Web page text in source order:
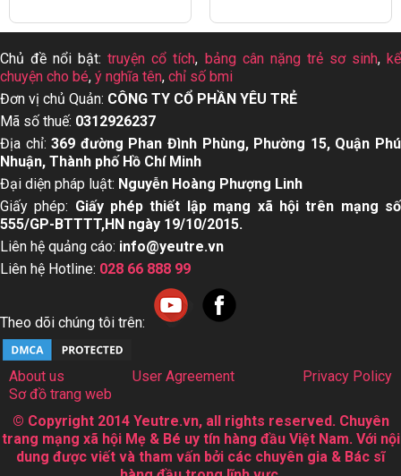
Chủ đề nổi bật:truyện cổ tích, bảng cân nặng trẻ sơ sinh,kể
chuyện cho bé, ý nghĩa tên, chỉ số bmi
Đơn vị chủ Quản: CÔNG TY CỔ PHẦN YÊU TRẺ
Mã số thuế: 0312926237
Địa chỉ:369 đường Phan Đình Phùng, Phường 15, Quận Phú
Nhuận, Thành phố Hồ Chí Minh
Đại diện pháp luật: Nguyễn Hoàng Phượng Linh
Giấy phép: Giấy phép thiết lập mạng xã hội trên mạng số
555/GP-BTTTT,HN ngày 19/10/2015.
Liên hệ quảng cáo: info@yeutre.vn
Liên hệ Hotline: 028 66 888 99
Theo dõi chúng tôi trên:
About us User Agreement
Privacy Policy
Sơ đồ trang web
© Copyright 2014 Yeutre.vn, all rights reserved. Chuyên
trang mạng xã hội Mẹ & Bé uy tín hàng đầu Việt Nam. Với nội
dung được viết và tham vấn bởi các chuyên gia & Bác sĩ